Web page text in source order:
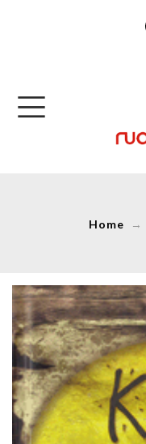
Home →